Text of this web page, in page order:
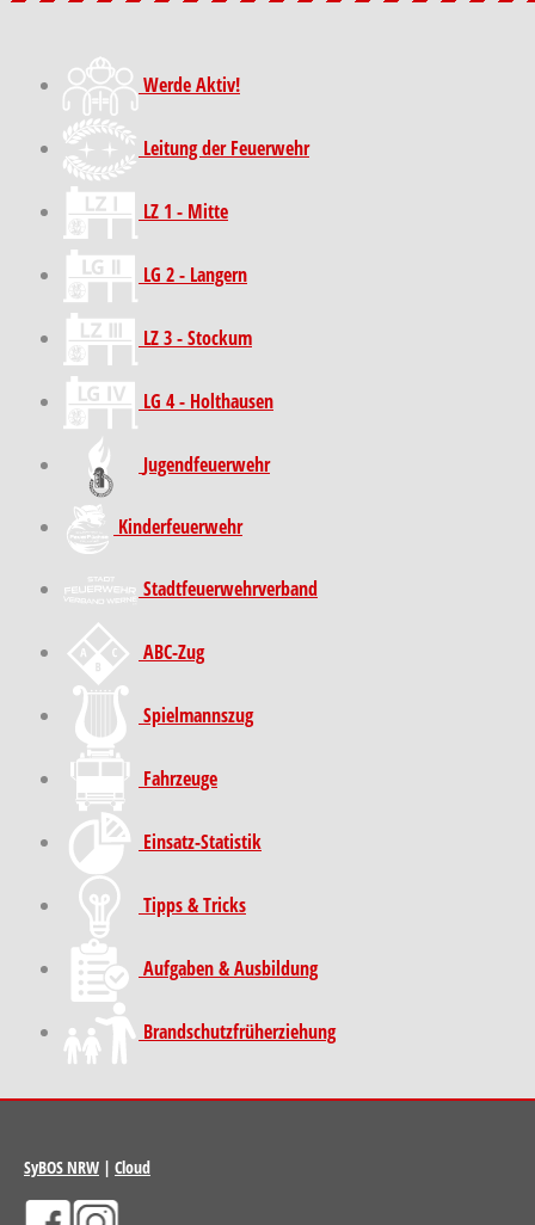
Werde Aktiv!
Leitung der Feuerwehr
LZ 1 - Mitte
LG 2 - Langern
LZ 3 - Stockum
LG 4 - Holthausen
Jugendfeuerwehr
Kinder­feuer­wehr
Stadt­feuer­wehr­verband
ABC-Zug
Spielmannszug
Fahrzeuge
Einsatz-Statistik
Tipps & Tricks
Aufgaben & Ausbildung
Brand­schutz­früh­erziehung
SyBOS NRW | Cloud